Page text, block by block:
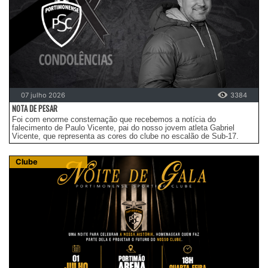
07 julho 2026 3384
NOTA DE PESAR
Foi com enorme consternação que recebemos a notícia do
falecimento de Paulo Vicente, pai do nosso jovem atleta Gabriel
Vicente, que representa as cores do clube no escalão de Sub-17.
Clube